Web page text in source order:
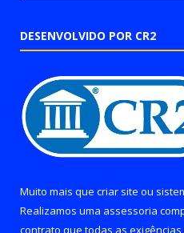
DESENVOLVIDO POR CR2
Muito mais que criar site ou
Realizamos uma assessoria